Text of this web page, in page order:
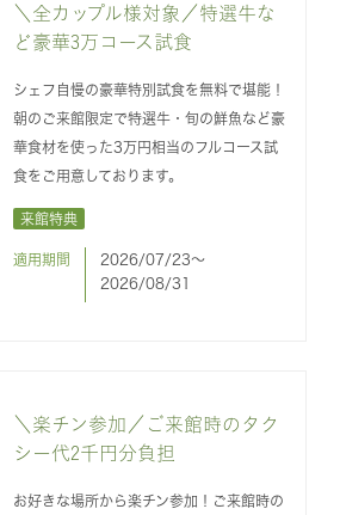
＼全カップル様対象／特選牛な
ど豪華3万コース試食
シェフ自慢の豪華特別試食を無料で堪能！
朝のご来館限定で特選牛・旬の鮮魚など豪
華食材を使った3万円相当のフルコース試
食をご用意しております。
来館特典
適用期間
2026/07/23〜
2026/08/31
＼楽チン参加／ご来館時のタク
シー代2千円分負担
お好きな場所から楽チン参加！ご来館時の